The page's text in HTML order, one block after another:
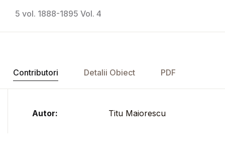
5 vol. 1888-1895 Vol. 4
Contributori Detalii Obiect PDF
Autor: Titu Maiorescu